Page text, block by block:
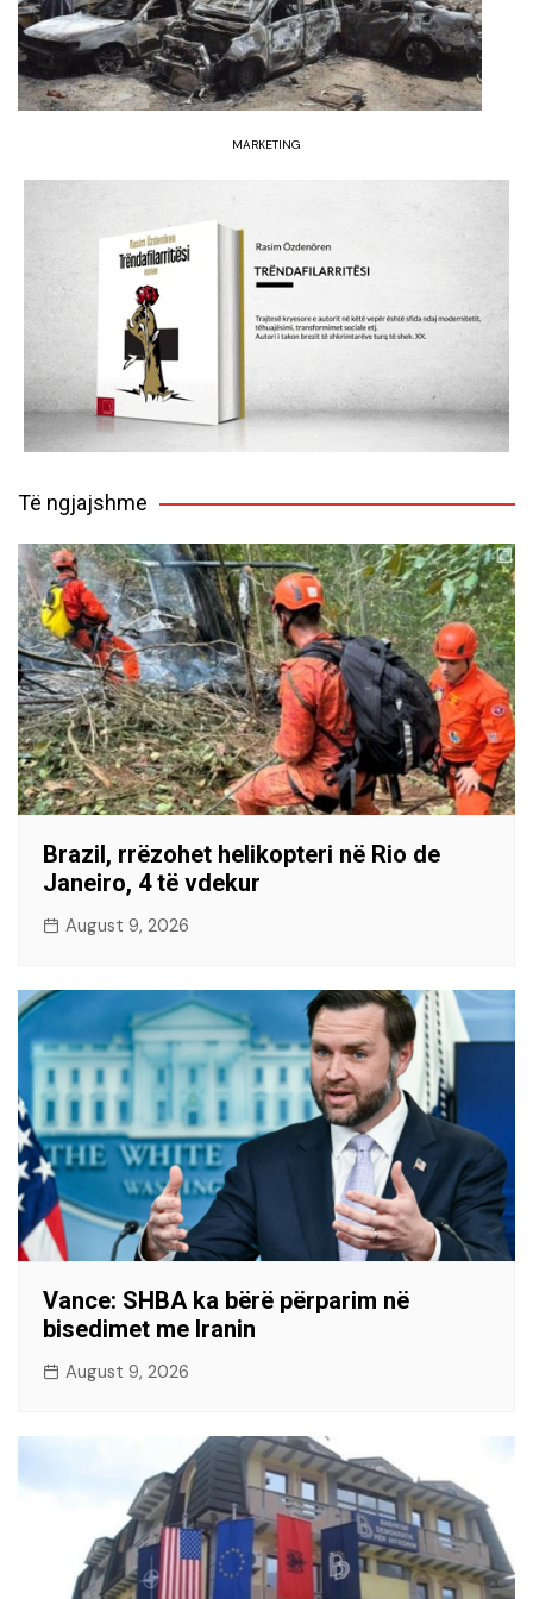
MARKETING
Të ngjajshme
Brazil, rrëzohet helikopteri në Rio de
Janeiro, 4 të vdekur
August 9, 2026
Vance: SHBA ka bërë përparim në
bisedimet me Iranin
August 9, 2026